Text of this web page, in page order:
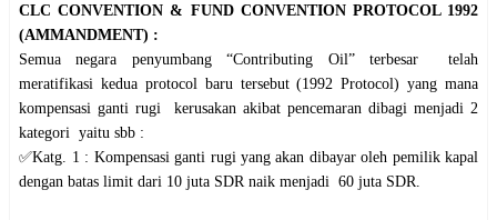
CLC CONVENTION & FUND CONVENTION PROTOCOL 1992
(AMMANDMENT) :
Semua negara penyumbang “Contributing Oil” terbesar telah
meratifikasi kedua protocol baru tersebut (1992 Protocol) yang mana
kompensasi ganti rugi kerusakan akibat pencemaran dibagi menjadi 2
kategori yaitu sbb :
✅Katg. 1 : Kompensasi ganti rugi yang akan dibayar oleh pemilik kapal
dengan batas limit dari 10 juta SDR naik menjadi 60 juta SDR.